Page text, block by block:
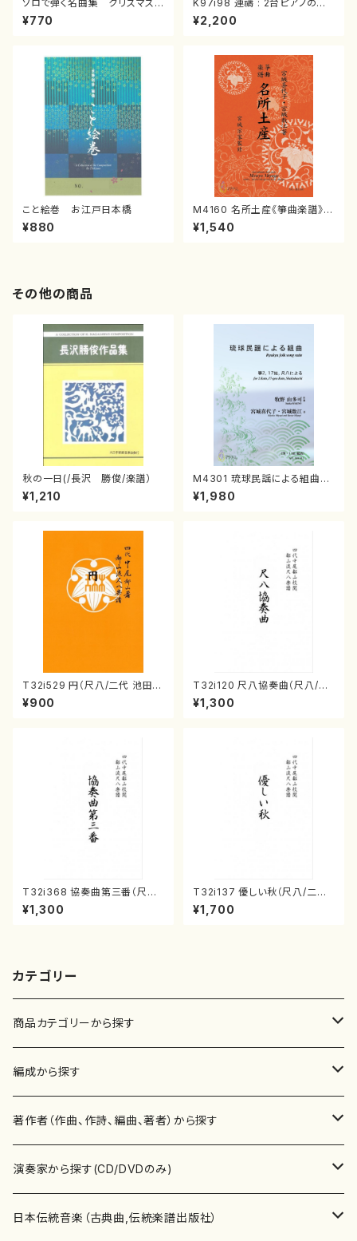
ソロで弾く名曲集 クリスマス・
イブ／恋人がサンタクロース(
箏独奏 /大平光美 編曲/楽
¥770
K97i98 連禱 : 2台ピアノのた
めの（2 Pianos / 菊池 幸夫 /
楽譜）
¥2,200
こと絵巻 お江戸日本橋
¥880
M4160 名所土産《箏曲楽譜》
（箏/宮城喜代子・宮城数江著・
宮城宗家監修/箏曲古典楽譜）
¥1,540
その他の商品
秋の一日(/長沢 勝俊/楽譜）
¥1,210
M4301 琉球民謡による組曲
（箏/牧野由多可作曲/宮城喜代
子・宮城数江著/箏曲楽譜）
¥1,980
T32i529 円（尺八/二代 池田静
山/楽譜）都山流公刊楽譜曲番:2
238
¥900
T32i120 尺八協奏曲（尺八/二
代 山本邦山/尺八/都山式譜）都
山流公刊楽譜曲番:569
¥1,300
T32i368 協奏曲第三番（尺八/
唯是震一/楽譜）都山流公刊楽譜
曲番:2073
¥1,300
T32i137 優しい秋（尺八/二代
山本邦山/尺八/都山式譜）都山
流公刊楽譜曲番:586
¥1,700
カテゴリー
商品カテゴリーから探す
楽譜
書籍
書籍
テキストブック
CD・DVD
チケット
編成から探す
邦楽器
箏・琴（ソロ）
箏・琴（合奏）
合唱
混声合唱
歌・声
著作者（作曲、作詩、編曲、著者）から探す
あ行
青木省三(アオキ ショウゾウ)
か行
演奏家から探す(CD/DVDのみ)
邦楽（箏、三味線、尺八等）演奏家
日本伝統音楽（古典曲,伝統楽譜出版社）